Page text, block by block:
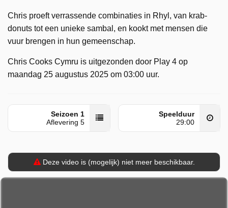
Chris proeft verrassende combinaties in Rhyl, van krab-
donuts tot een unieke sambal, en kookt met mensen die
vuur brengen in hun gemeenschap.
Chris Cooks Cymru is uitgezonden door Play 4 op
maandag 25 augustus 2025 om 03:00 uur.
Seizoen 1
Aflevering 5
Speelduur
29:00
Deze video is (mogelijk) niet meer beschikbaar.